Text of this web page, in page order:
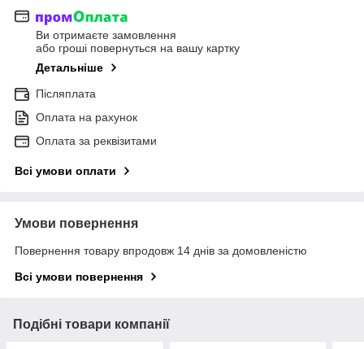
Ви отримаєте замовлення
або гроші повернуться на вашу картку
Детальніше
Післяплата
Оплата на рахунок
Оплата за реквізитами
Всі умови оплати
Умови повернення
Повернення товару впродовж 14 днів за домовленістю
Всі умови повернення
Подібні товари компанії